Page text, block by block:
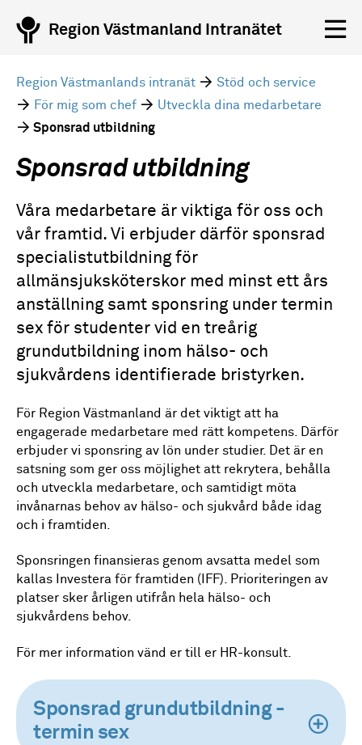
Region Västmanland Intranätet
Region Västmanlands intranät
Stöd och service
För mig som chef
Utveckla dina medarbetare
Sponsrad utbildning
Sponsrad utbildning
Våra medarbetare är viktiga för oss och
vår framtid. Vi erbjuder därför sponsrad
specialistutbildning för
allmänsjuksköterskor med minst ett års
anställning samt sponsring under termin
sex för studenter vid en treårig
grundutbildning inom hälso- och
sjukvårdens identifierade bristyrken.
För Region Västmanland är det viktigt att ha
engagerade medarbetare med rätt kompetens. Därför
erbjuder vi sponsring av lön under studier. Det är en
satsning som ger oss möjlighet att rekrytera, behålla
och utveckla medarbetare, och samtidigt möta
invånarnas behov av hälso- och sjukvård både idag
och i framtiden.
Sponsringen finansieras genom avsatta medel som
kallas Investera för framtiden (IFF). Prioriteringen av
platser sker årligen utifrån hela hälso- och
sjukvårdens behov.
För mer information vänd er till er HR-konsult.
Sponsrad grundutbildning -
termin sex